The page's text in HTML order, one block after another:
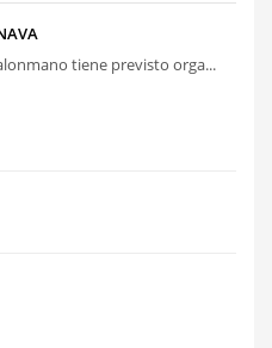
tiene previsto orga...